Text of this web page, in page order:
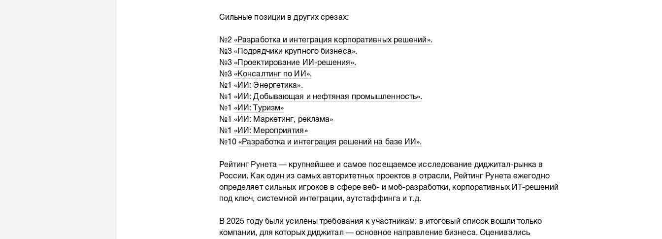
Сильные позиции в других срезах:
№2 «Разработка и интеграция корпоративных решений».
№3 «Подрядчики крупного бизнеса».
№3 «Проектирование ИИ-решения».
№3 «Консалтинг по ИИ».
№1 «ИИ: Энергетика».
№1 «ИИ: Добывающая и нефтяная промышленность».
№1 «ИИ: Туризм»
№1 «ИИ: Маркетинг, реклама»
№1 «ИИ: Мероприятия»
№10«Разработка и интеграция решений на базе ИИ».
Рейтинг Рунета — крупнейшее и самое посещаемое исследование диджитал-рынка в
России. Как один из самых авторитетных проектов в отрасли, Рейтинг Рунета ежегодно
определяет сильных игроков в сфере веб- и моб-разработки, корпоративных ИТ-решений
под ключ, системной интеграции, аутстаффинга и т.д.
В 2025 году были усилены требования к участникам: в итоговый список вошли только
компании, для которых диджитал — основное направление бизнеса. Оценивались